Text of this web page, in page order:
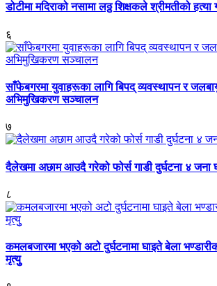
डोटीमा मदिराको नसामा लठ्ठ शिक्षकले श्रीमतीको हत्या
६
साँफेबगरमा युवाहरूका लागि बिपद् व्यवस्थापन र जलबायु
अभिमुखिकरण सञ्चालन
७
दैलेखमा अछाम आउदै गरेको फोर्स गाडी दुर्घटना ४ जना
८
कमलबजारमा भएको अटो दुर्घटनामा घाइते बेला
मृत्युु